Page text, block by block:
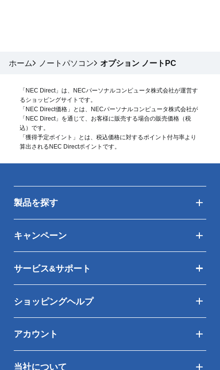
ホーム ノートパソコン オプション ノートPC
「NEC Direct」は、NECパーソナルコンピュータ株式会社が運営す
るショッピングサイトです。
「NEC Direct価格」とは、NECパーソナルコンピュータ株式会社が
「NEC Direct」を通じて、お客様に販売する場合の販売価格（税
込 ）です。
「獲得予定ポイント」とは、税込価格に対するポイント付与率より
算出されるNEC Directポイントです。
製品を探す
キャンペーン
サービス&サポート
ショッピングヘルプ
アカウント
当社について